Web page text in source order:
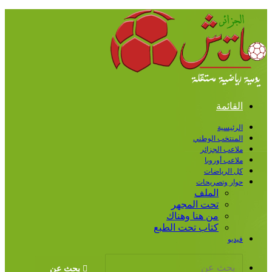
الوطني
الجزائر
أوروبا
الرياضات
وتصريحات
الملف
تحت المجهر
من هنا وهناك
كتاب تحت الطبع
بحث عن